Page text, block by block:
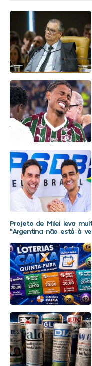
Projeto de Milei leva
“Argentina não está à